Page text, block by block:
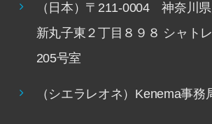
（日本）〒211-0004 神奈川
新丸子東２丁目８９８ シャト
205号室
（シエラレオネ）Kenema事務